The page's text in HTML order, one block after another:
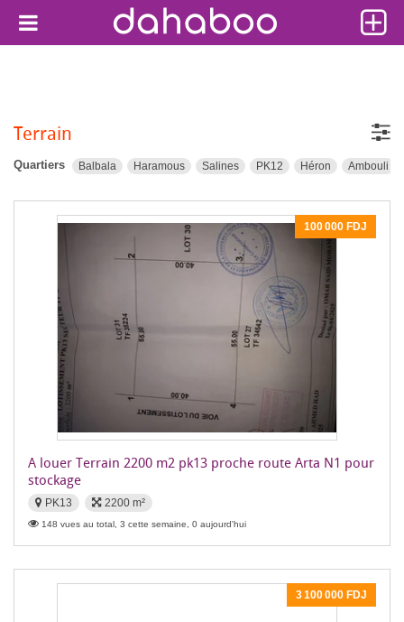
Terrain
Quartiers Balbala Haramous Salines PK12 Héron Ambouli
100 000 FDJ
A louer Terrain 2200 m2 pk13 proche route Arta N1 pour
stockage
PK13 2200 m²
148 vues au total, 3 cette semaine, 0 aujourd'hui
3 100 000 FDJ